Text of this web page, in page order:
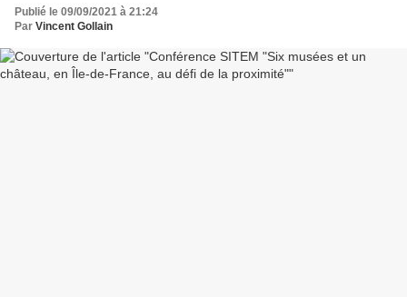
Publié le 09/09/2021 à 21:24
Par Vincent Gollain